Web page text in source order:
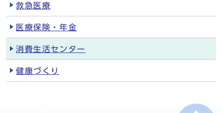
救急医療
医療保険・年金
消費生活センター
健康づくり